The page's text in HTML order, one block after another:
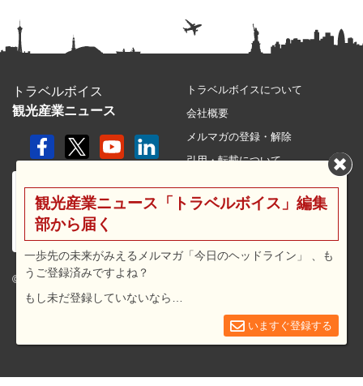
トラベルボイス
観光産業ニュース
© 2026 travel voice.
トラベルボイスについて
会社概要
メルマガの登録・解除
引用・転載について
利用規約
広告メニュー・料金
観光産業ニュース「トラベルボイス」編集
部から届く
一歩先の未来がみえるメルマガ「今日のヘッドライン」 、も
うご登録済みですよね？
もし未だ登録していないなら…
いますぐ登録する